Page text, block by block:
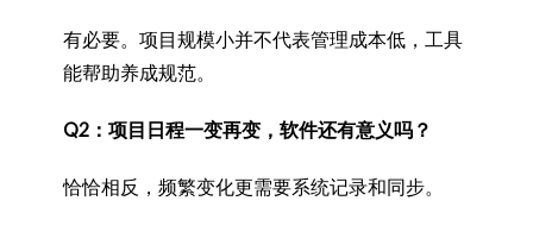
有必要。项目规模小并不代表管理成本低，工具
能帮助养成规范。
Q2：项目日程一变再变，软件还有意义吗？
恰恰相反，频繁变化更需要系统记录和同步。